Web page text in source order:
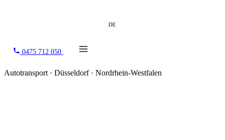
DE
0475 712 050
Autotransport · Düsseldorf · Nordrhein-Westfalen